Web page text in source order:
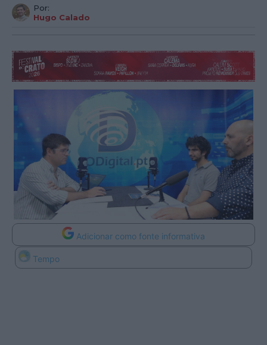
Por:
Hugo Calado
Adicionar como fonte informativa
Tempo